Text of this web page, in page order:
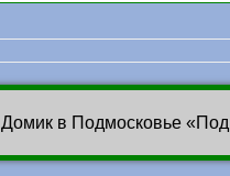
Домик в Подмосковье